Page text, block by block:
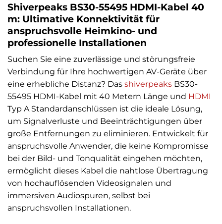
Shiverpeaks BS30-55495 HDMI-Kabel 40
m: Ultimative Konnektivität für
anspruchsvolle Heimkino- und
professionelle Installationen
Suchen Sie eine zuverlässige und störungsfreie
Verbindung für Ihre hochwertigen AV-Geräte über
eine erhebliche Distanz? Das shiverpeaks BS30-
55495 HDMI-Kabel mit 40 Metern Länge und HDMI
Typ A Standardanschlüssen ist die ideale Lösung,
um Signalverluste und Beeinträchtigungen über
große Entfernungen zu eliminieren. Entwickelt für
anspruchsvolle Anwender, die keine Kompromisse
bei der Bild- und Tonqualität eingehen möchten,
ermöglicht dieses Kabel die nahtlose Übertragung
von hochauflösenden Videosignalen und
immersiven Audiospuren, selbst bei
anspruchsvollen Installationen.